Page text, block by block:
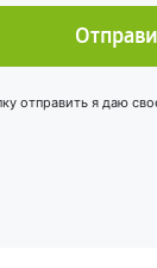
отправить я даю